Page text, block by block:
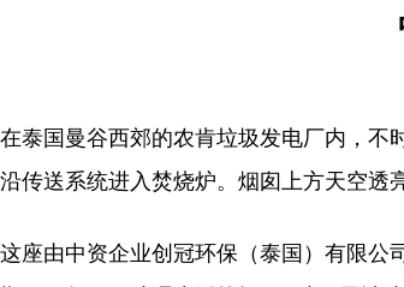
在泰国曼谷西郊的农肯垃圾发电厂内，不
沿传送系统进入焚烧炉。烟囱上方天空透
这座由中资企业创冠环保（泰国）有限公